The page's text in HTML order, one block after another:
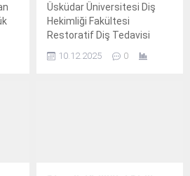
Üsküdar Üniversitesi Diş
Hekimliği Fakültesi
Restoratif Diş Tedavisi
10.12.2025 0